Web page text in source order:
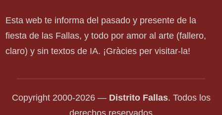
Esta web te informa del pasado y presente de la
fiesta de las Fallas, y todo por amor al arte (fallero,
claro) y sin textos de IA. ¡Gràcies per visitar-la!
Copyright 2000-2026 — Distrito Fallas. Todos los
derechos reservados